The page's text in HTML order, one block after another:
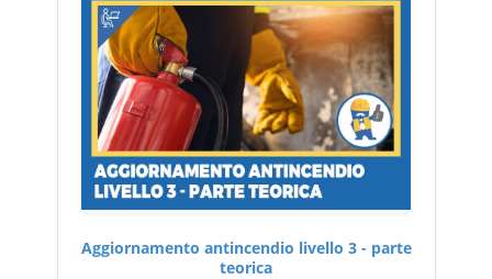
Aggiornamento antincendio livello 3 - parte
teorica